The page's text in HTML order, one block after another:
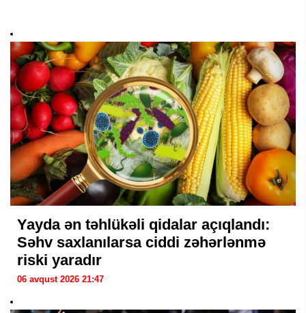
Yayda ən təhlükəli qidalar açıqlandı:
Səhv saxlanılarsa ciddi zəhərlənmə
riski yaradır
06 avqust 2026 21:47